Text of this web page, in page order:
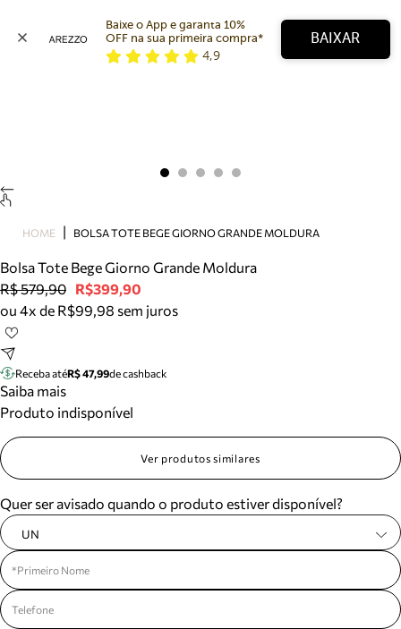
Bolsa
Tamanco
Tênis
Mule
Tire dúvidas sobre pedidos, devoluções e mais.
Meus pedidos
Acompanhe seus pedidos e solicite devoluções.
Baixe o App e garanta 10%
OFF na sua primeira compra*
4,9
BAIXAR
HOME BOLSA TOTE BEGE GIORNO GRANDE MOLDURA
Bolsa Tote Bege Giorno Grande Moldura
R$ 579,90 R$399,90
ou 4x de R$99,98 sem juros
Receba atéR$ 47,99de cashback
Saiba mais
Produto indisponível
Ver produtos similares
Quer ser avisado quando o produto estiver disponível?
UN